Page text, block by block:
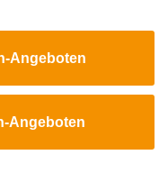
Angeboten
Angeboten